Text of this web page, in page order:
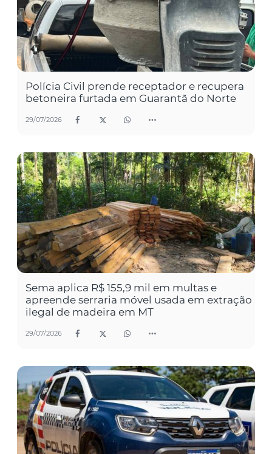
Polícia Civil prende receptador e recupera
betoneira furtada em Guarantã do Norte
29/07/2026
Sema aplica R$ 155,9 mil em multas e
apreende serraria móvel usada em extração
ilegal de madeira em MT
29/07/2026